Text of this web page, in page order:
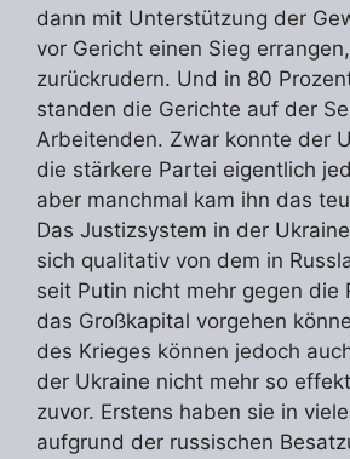
dann mit Unterstützung der
vor Gericht einen Sieg
zurückrudern. Und in 80
standen die Gerichte auf der
Arbeitenden. Zwar konnte der
die stärkere Partei eigentlich
aber manchmal kam ihn das
Das Justizsystem in der
sich qualitativ von dem in
seit Putin nicht mehr gegen die
das Großkapital vorgehen
des Krieges können jedoch
der Ukraine nicht mehr so
zuvor. Erstens haben sie in
aufgrund der russischen